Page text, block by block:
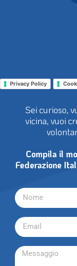
Privacy Policy
Sei curioso,
vicina, vuoi
Compila il
Federazione